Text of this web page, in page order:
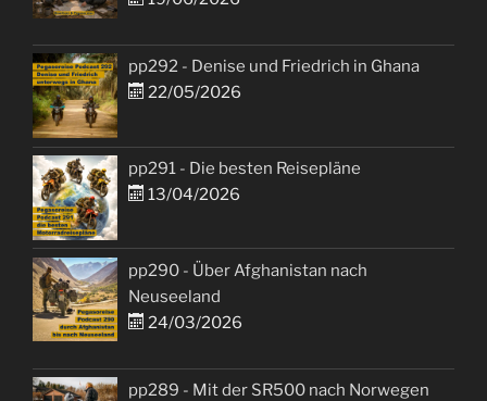
pp292 - Denise und Friedrich in Ghana
22/05/2026
pp291 - Die besten Reisepläne
13/04/2026
pp290 - Über Afghanistan nach
Neuseeland
24/03/2026
pp289 - Mit der SR500 nach Norwegen